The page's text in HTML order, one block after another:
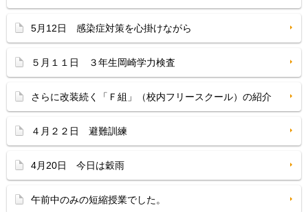
5月12日 感染症対策を心掛けながら
５月１１日 ３年生岡崎学力検査
さらに改装続く「Ｆ組」（校内フリースクール）の紹介
４月２２日 避難訓練
4月20日 今日は穀雨
午前中のみの短縮授業でした。